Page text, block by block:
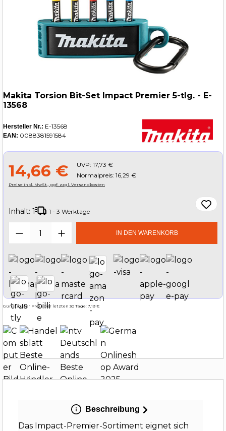
Makita Torsion Bit-Set Impact Premier 5-tlg. - E-
13568
Hersteller Nr.: E-13568
EAN: 0088381591584
14,66 € UVP: 17,73 €
Normalpreis: 16,29 €
Preise inkl. MwSt., ggf. zzgl. Versandkosten
Inhalt: 1 1 - 3 Werktage
Produkt Anzahl: Gib denIN DEN WARENKORB
Günstigster Preis der letzten 30 Tage: 7,19 €
Beschreibung
Das Impact-Premier-Sortiment eignet sich